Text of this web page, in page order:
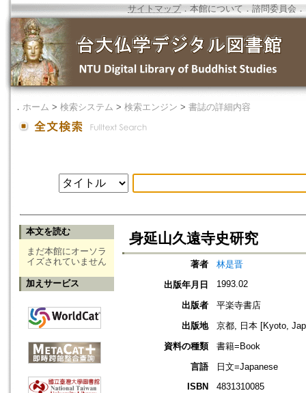
サイトマップ．本館について ． 諮問委員会 ．
． ホーム > 検索システム > 検索エンジン > 書誌の詳細内容
本文を読む
まだ本館にオーソラ
イズされていません
加えサービス
身延山久遠寺史研究
著者
林是晋
出版年月日
1993.02
出版者
平楽寺書店
出版地
京都, 日本 [Kyoto,
資料の種類
書籍=Book
言語
日文=Japanese
ISBN
4831310085